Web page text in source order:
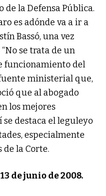
la Defensa Pública.
es adónde va a ir a
Bassó, una vez
se trata de un
funcionamiento del
ministerial que,
que al abogado
los mejores
destaca el leguleyo
especialmente
la Corte.
de junio de 2008.